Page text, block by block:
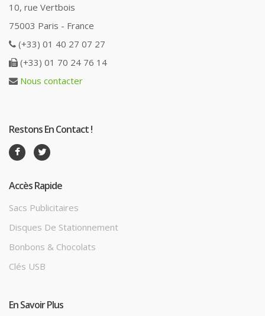
10, rue Vertbois
75003 Paris - France
(+33) 01 40 27 07 27
(+33) 01 70 24 76 14
Nous contacter
Restons En Contact !
Accès Rapide
Sacs Publicitaires
Disques De Stationnement
Bonbons & Chocolats
Clés USB
En Savoir Plus